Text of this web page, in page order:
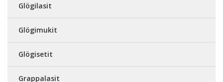
Glögilasit
Glögimukit
Glögisetit
Grappalasit